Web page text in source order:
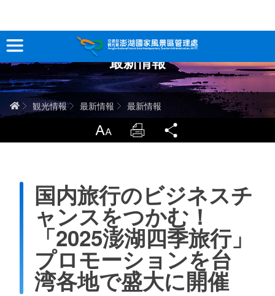
跳
到
主
要
內
容
観光情報
澎湖を深く知る
当サイトについて
サイトマップ 中文版
English Tiếng Việt
ไทย Bahasa indonesia
最新情報
ホーム
観光情報 最新情報 最新情報
LargrType Print
国内旅行のビジネスチ
ャンスをつかむ！
「2025澎湖四季旅行」
プロモーションを台
湾各地で盛大に開催